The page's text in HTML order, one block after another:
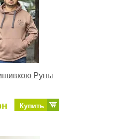
Руны
Купить